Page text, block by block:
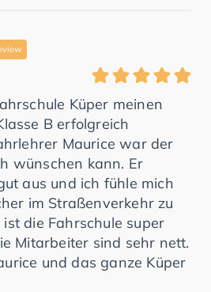
Küper meinen
B erfolgreich
Maurice war der
wünschen kann. Er
aus und ich fühle mich
im Straßenverkehr zu
die Fahrschule super
Mitarbeiter sind sehr nett.
und das ganze Küper